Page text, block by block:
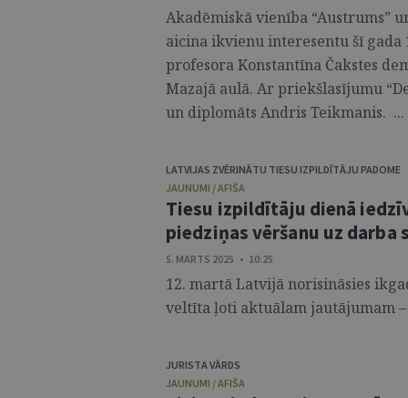
Akadēmiskā vienība “Austrums”
aicina ikvienu interesentu šī
profesora Konstantīna Čakstes
Mazajā aulā. Ar priekšlasījumu
un diplomāts Andris Teikmanis. ...
LATVIJAS ZVĒRINĀTU TIESU IZPILDĪTĀJU PADOME
JAUNUMI / AFIŠA
Tiesu izpildītāju dienā
piedziņas vēršanu uz darba
5. MARTS 2025 • 10:25
12. martā Latvijā norisināsies
veltīta ļoti aktuālam jautājumam
JURISTA VĀRDS
JAUNUMI / AFIŠA